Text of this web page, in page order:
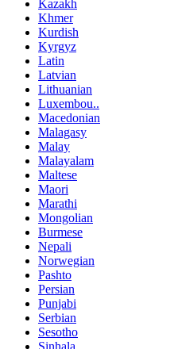
Kazakh
Khmer
Kurdish
Kyrgyz
Latin
Latvian
Lithuanian
Luxembou..
Macedonian
Malagasy
Malay
Malayalam
Maltese
Maori
Marathi
Mongolian
Burmese
Nepali
Norwegian
Pashto
Persian
Punjabi
Serbian
Sesotho
Sinhala